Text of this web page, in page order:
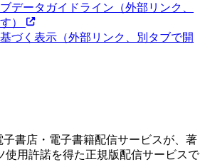
データガイドライン （外部リンク、
）
づく表示 （外部リンク、別タブで開
書店・電子書籍配信サービスが、著
使用許諾を得た正規版配信サービスで